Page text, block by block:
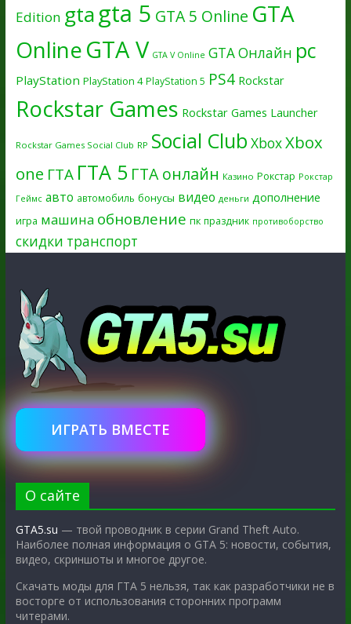
Edition gtagta 5 GTA 5 Online GTA
OnlineGTA V GTA V Online GTA Онлайн pc
PlayStation PlayStation 4 PlayStation 5 PS4 Rockstar
Rockstar Games Rockstar Games Launcher
Rockstar Games Social Club RP Social Club XboxXbox
one ГТА ГТА 5 ГТА онлайн Казино Рокстар Рокстар
Геймс авто автомобиль бонусы видео деньги дополнение
игра машина обновление пк праздник противоборство
скидки транспорт
ИГРАТЬ ВМЕСТЕ
О сайте
GTA5.su — твой проводник в серии Grand Theft Auto.
Наиболее полная информация о GTA 5: новости, события,
видео, скриншоты и многое другое.
Скачать моды для ГТА 5 нельзя, так как разработчики не в
восторге от использования сторонних программ
читерами.